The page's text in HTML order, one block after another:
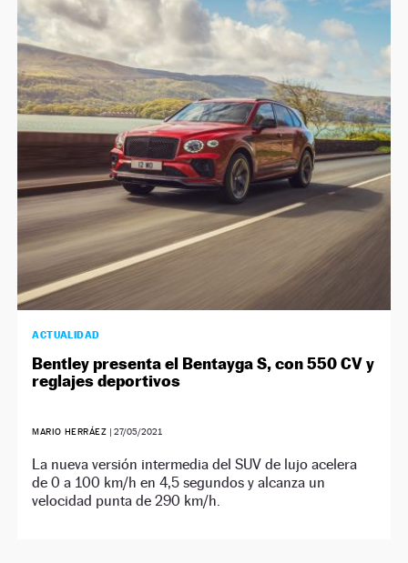
ACTUALIDAD
Bentley presenta el Bentayga S, con 550 CV y
reglajes deportivos
MARIO HERRÁEZ | 27/05/2021
La nueva versión intermedia del SUV de lujo acelera
de 0 a 100 km/h en 4,5 segundos y alcanza un
velocidad punta de 290 km/h.